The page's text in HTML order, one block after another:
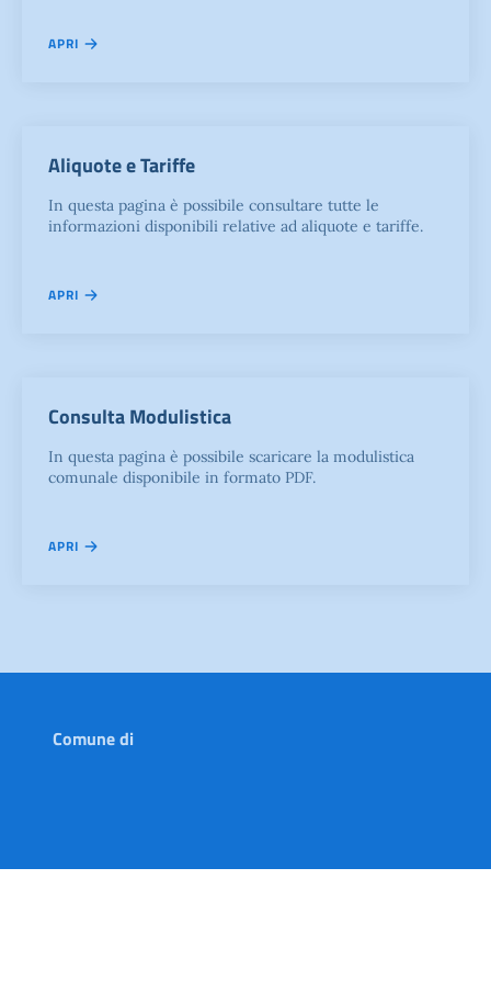
APRI
Aliquote e Tariffe
In questa pagina è possibile consultare tutte le
informazioni disponibili relative ad aliquote e tariffe.
APRI
Consulta Modulistica
In questa pagina è possibile scaricare la modulistica
comunale disponibile in formato PDF.
APRI
Comune di